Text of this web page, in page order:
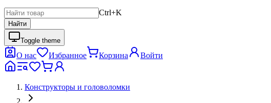
Ctrl+K
Найти
Toggle theme
О нас Избранное Корзина Войти
Конструкторы и головоломки